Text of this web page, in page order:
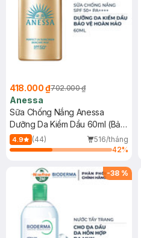
418.000 ₫702.000 ₫
Anessa
Sữa Chống Nắng Anessa
Dưỡng Da Kiềm Dầu 60ml (Bản
Mới)
4.9 (44)
516/tháng
42%
-38 %